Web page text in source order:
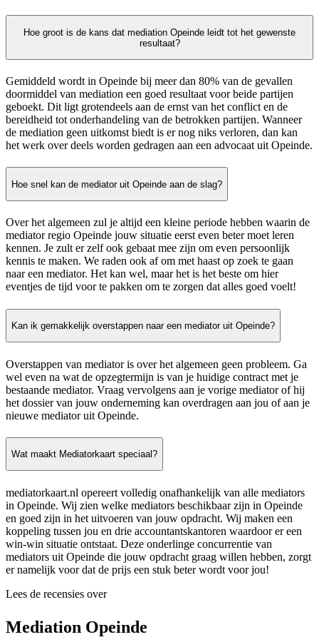
Hoe groot is de kans dat mediation Opeinde leidt tot het gewenste
resultaat?
Gemiddeld wordt in Opeinde bij meer dan 80% van de gevallen
doormiddel van mediation een goed resultaat voor beide partijen
geboekt. Dit ligt grotendeels aan de ernst van het conflict en de
bereidheid tot onderhandeling van de betrokken partijen. Wanneer
de mediation geen uitkomst biedt is er nog niks verloren, dan kan
het werk over deels worden gedragen aan een advocaat uit Opeinde.
Hoe snel kan de mediator uit Opeinde aan de slag?
Over het algemeen zul je altijd een kleine periode hebben waarin de
mediator regio Opeinde jouw situatie eerst even beter moet leren
kennen. Je zult er zelf ook gebaat mee zijn om even persoonlijk
kennis te maken. We raden ook af om met haast op zoek te gaan
naar een mediator. Het kan wel, maar het is het beste om hier
eventjes de tijd voor te pakken om te zorgen dat alles goed voelt!
Kan ik gemakkelijk overstappen naar een mediator uit Opeinde?
Overstappen van mediator is over het algemeen geen probleem. Ga
wel even na wat de opzegtermijn is van je huidige contract met je
bestaande mediator. Vraag vervolgens aan je vorige mediator of hij
het dossier van jouw onderneming kan overdragen aan jou of aan je
nieuwe mediator uit Opeinde.
Wat maakt Mediatorkaart speciaal?
mediatorkaart.nl opereert volledig onafhankelijk van alle mediators
in Opeinde. Wij zien welke mediators beschikbaar zijn in Opeinde
en goed zijn in het uitvoeren van jouw opdracht. Wij maken een
koppeling tussen jou en drie accountantskantoren waardoor er een
win-win situatie ontstaat. Deze onderlinge concurrentie van
mediators uit Opeinde die jouw opdracht graag willen hebben, zorgt
er namelijk voor dat de prijs een stuk beter wordt voor jou!
Lees de recensies over
Mediation Opeinde